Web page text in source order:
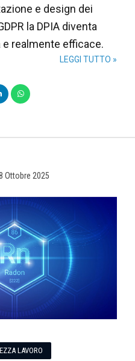
e design dei
la DPIA diventa
realmente efficace.
LEGGI TUTTO »
Ottobre 2025
LAVORO